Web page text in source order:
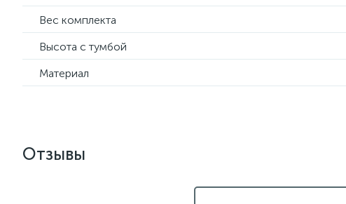
Вес комплекта
Высота с тумбой
Материал
Отзывы